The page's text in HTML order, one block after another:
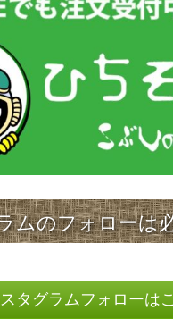
ムのフォローは
タグラムフォローは